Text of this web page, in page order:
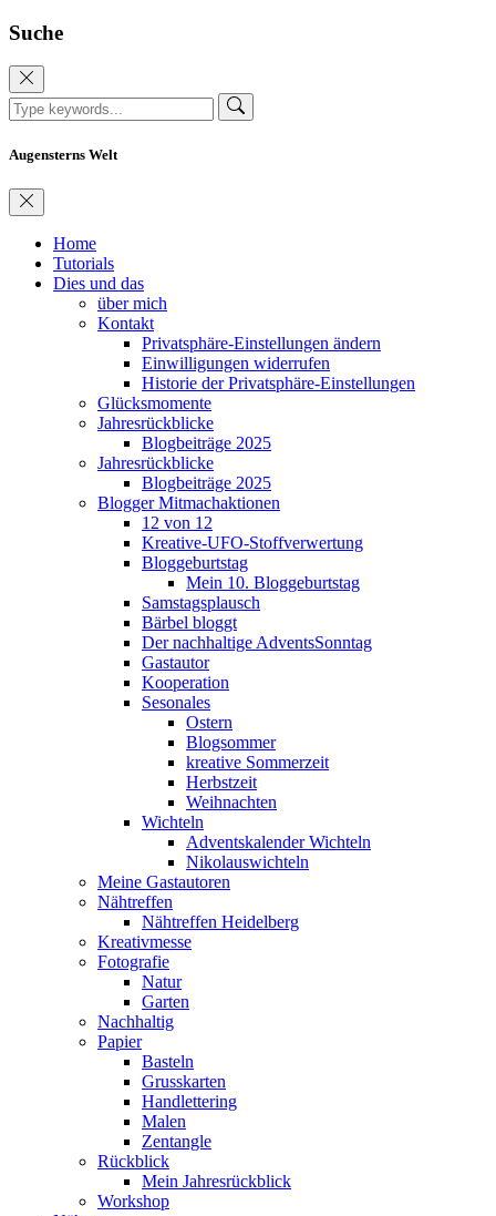
Suche
Augensterns Welt
Home
Tutorials
Dies und das
über mich
Kontakt
Privatsphäre-Einstellungen ändern
Einwilligungen widerrufen
Historie der Privatsphäre-Einstellungen
Glücksmomente
Jahresrückblicke
Blogbeiträge 2025
Jahresrückblicke
Blogbeiträge 2025
Blogger Mitmachaktionen
12 von 12
Kreative-UFO-Stoffverwertung
Bloggeburtstag
Mein 10. Bloggeburtstag
Samstagsplausch
Bärbel bloggt
Der nachhaltige AdventsSonntag
Gastautor
Kooperation
Sesonales
Ostern
Blogsommer
kreative Sommerzeit
Herbstzeit
Weihnachten
Wichteln
Adventskalender Wichteln
Nikolauswichteln
Meine Gastautoren
Nähtreffen
Nähtreffen Heidelberg
Kreativmesse
Fotografie
Natur
Garten
Nachhaltig
Papier
Basteln
Grusskarten
Handlettering
Malen
Zentangle
Rückblick
Mein Jahresrückblick
Workshop